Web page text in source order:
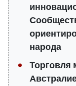
народа
Торговля